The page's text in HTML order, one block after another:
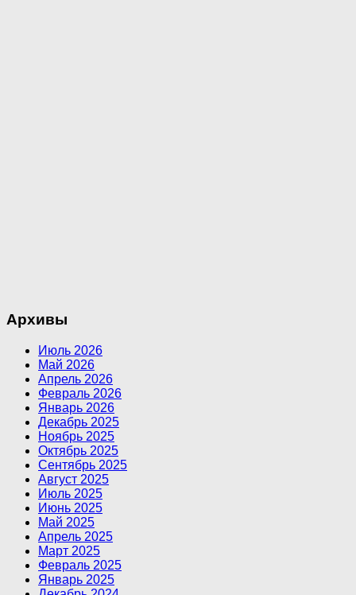
Архивы
Июль 2026
Май 2026
Апрель 2026
Февраль 2026
Январь 2026
Декабрь 2025
Ноябрь 2025
Октябрь 2025
Сентябрь 2025
Август 2025
Июль 2025
Июнь 2025
Май 2025
Апрель 2025
Март 2025
Февраль 2025
Январь 2025